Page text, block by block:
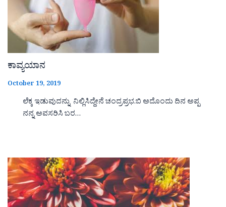
ಕಾವ್ಯಯಾನ
October 19, 2019
ಲೆಕ್ಕ ಇಡುವುದನ್ನು ನಿಲ್ಲಿಸಿದ್ದೇನೆ ಚಂದ್ರಪ್ರಭ.ಬಿ ಅದೊಂದು ದಿನ ಅಪ್ಪ
ನನ್ನ ಅವಸರಿಸಿ ಬರ…